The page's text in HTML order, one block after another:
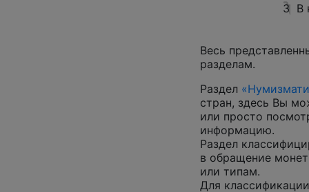
3 В
Весь
разделам.
Раздел
стран, здесь Вы
или просто
информацию.
Раздел
в обращение
или типам.
Для